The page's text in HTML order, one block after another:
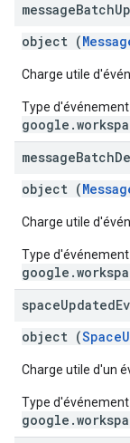
messageBatch
object (
Charge utile
Type d'événement
messageBatch
object (
Charge utile
Type d'événement
spaceUpdated
object (
Charge utile d'un
Type d'événement